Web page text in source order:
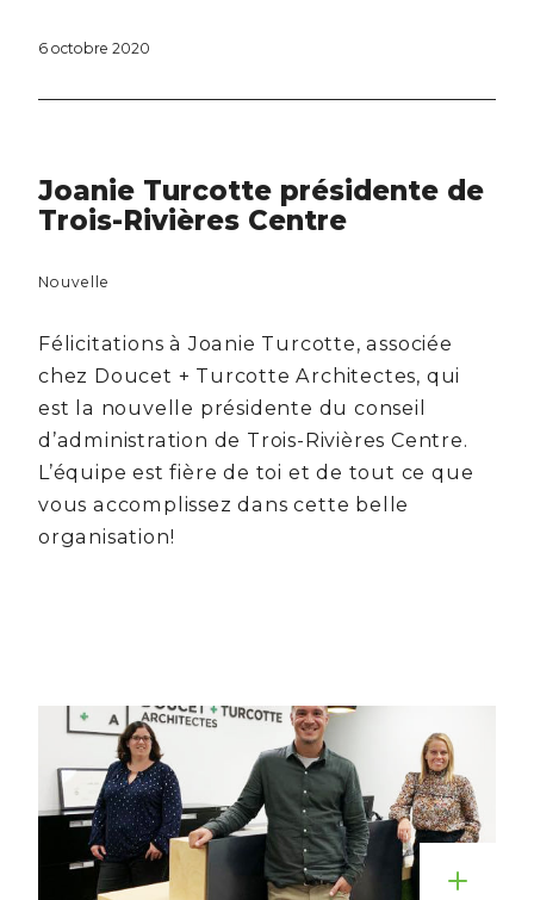
6 octobre 2020
Joanie Turcotte présidente de
Trois-Rivières Centre
Nouvelle
Félicitations à Joanie Turcotte, associée
chez Doucet + Turcotte Architectes, qui
est la nouvelle présidente du conseil
d’administration de Trois-Rivières Centre.
L’équipe est fière de toi et de tout ce que
vous accomplissez dans cette belle
organisation!